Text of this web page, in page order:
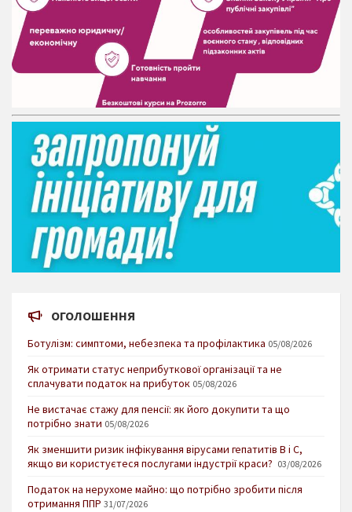
ОГОЛОШЕННЯ
Ботулізм: симптоми, небезпека та профілактика 05/08/2026
Як отримати статус неприбуткової організації та не
сплачувати податок на прибуток 05/08/2026
Не вистачає стажу для пенсії: як його докупити та що
потрібно знати 05/08/2026
Як зменшити ризик інфікування вірусами гепатитів В і С,
якщо ви користуєтеся послугами індустрії краси? 03/08/2026
Податок на нерухоме майно: що потрібно зробити після
отримання ППР 31/07/2026